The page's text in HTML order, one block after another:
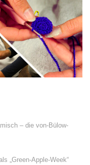
– die von-Bülow-
„Green-Apple-Week“